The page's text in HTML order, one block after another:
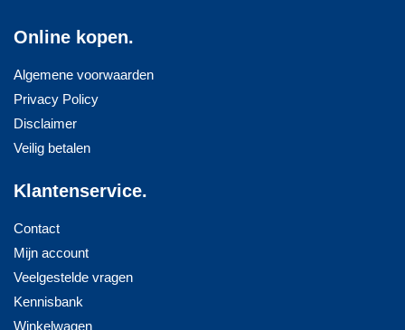
Online kopen.
Algemene voorwaarden
Privacy Policy
Disclaimer
Veilig betalen
Klantenservice.
Contact
Mijn account
Veelgestelde vragen
Kennisbank
Winkelwagen